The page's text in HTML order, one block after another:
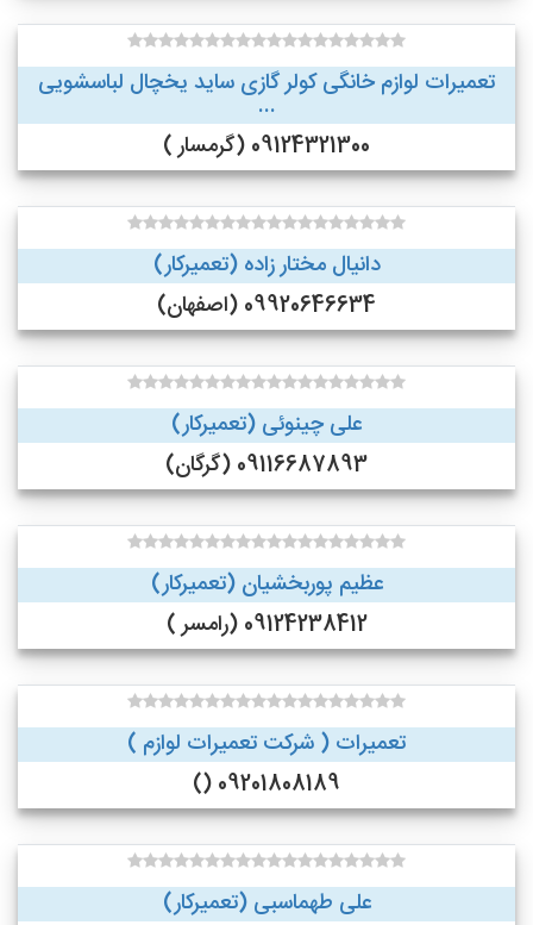
تعمیرات لوازم خانگی کولر گازی ساید یخچال لباسشویی
...
09124321300 (گرمسار )
دانیال مختار زاده (تعمیرکار)
09920646634 (اصفهان)
علی چینوئی (تعمیرکار)
09116687893 (گرگان)
عظیم پوربخشیان (تعمیرکار)
09124238412 (رامسر )
تعمیرات ( شرکت تعمیرات لوازم )
09201808189 ()
علی طهماسبی (تعمیرکار)